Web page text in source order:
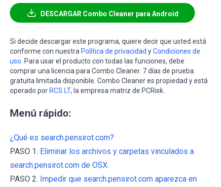
DESCARGAR Combo Cleaner para Android
Si decide descargar este programa, quiere decir que usted está
conforme con nuestra Política de privacidad yCondiciones de
uso . Para usar el producto con todas las funciones, debe
comprar una licencia para Combo Cleaner. 7 días de prueba
gratuita limitada disponible. Combo Cleaner es propiedad y está
operado porRCS LT, la empresa matriz de PCRisk.
Menú rápido:
¿Qué es search.pensirot.com?
PASO 1. Eliminar los archivos y carpetas vinculados a
search.pensirot.com de OSX.
PASO 2. Impedir que search.pensirot.com aparezca en